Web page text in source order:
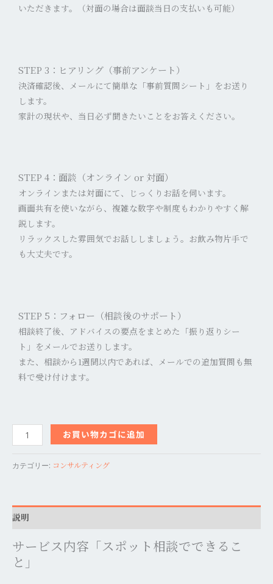
いただきます。（対面の場合は面談当日の支払いも可能）
STEP 3：ヒアリング（事前アンケート）
決済確認後、メールにて簡単な「事前質問シート」をお送り
します。
家計の現状や、当日必ず聞きたいことをお答えください。
STEP 4：面談（オンライン or 対面）
オンラインまたは対面にて、じっくりお話を伺います。
画面共有を使いながら、複雑な数字や制度もわかりやすく解
説します。
リラックスした雰囲気でお話ししましょう。お飲み物片手で
も大丈夫です。
STEP 5：フォロー（相談後のサポート）
相談終了後、アドバイスの要点をまとめた「振り返りシー
ト」をメールでお送りします。
また、相談から1週間以内であれば、メールでの追加質問も無
料で受け付けます。
お買い物カゴに追加
カテゴリー: コンサルティング
説明
サービス内容「スポット相談でできるこ
と」